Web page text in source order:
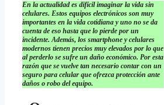
En la actualidad es difícil imaginar la vida sin
celulares. Estos equipos electrónicos son muy
importantes en la vida cotidiana y uno no se da
cuenta de eso hasta que lo pierde por un
incidente. Además, los smartphone y celulares
modernos tienen precios muy elevados por lo que
al perderlo se sufre un daño económico. Por esta
razón que se vuelve tan necesario contar con un
seguro para celular que ofrezca protección ante
daños o robo del equipo.